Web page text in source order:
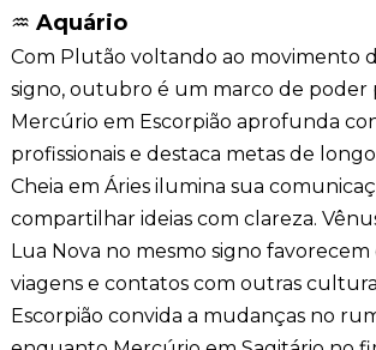
♒ Aquário
Com Plutão voltando ao movimento
signo, outubro é um marco de poder
Mercúrio em Escorpião aprofunda
profissionais e destaca metas de
Cheia em Áries ilumina sua
compartilhar ideias com clareza.
Lua Nova no mesmo signo favorecem
viagens e contatos com outras
Escorpião convida a mudanças no